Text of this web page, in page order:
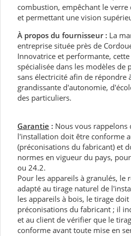
combustion, empêchant le
et permettant une vision
À propos du fournisseur : La
entreprise située près de
Innovatrice et performante,
spécialisée dans les modèles de
sans électricité afin de répondre
grandissante d'autonomie,
des particuliers.
Garantie : Nous vous rappelons
l'installation doit être conforme
(préconisations du fabricant) et
normes en vigueur du pays,
ou 24.2.
Pour les appareils à granulés, le
adapté au tirage naturel de
les appareils à bois, le tirage
préconisations du fabricant ; il
et au client de vérifier que le
conforme avant toute mise en